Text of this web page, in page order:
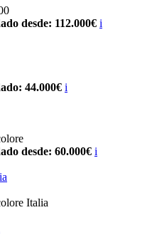
desde: 112.000€ i
44.000€ i
desde: 60.000€ i
Italia